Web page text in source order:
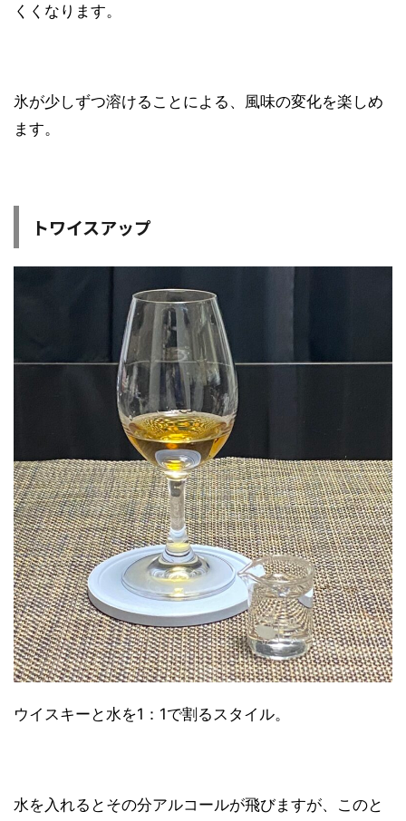
くくなります。
氷が少しずつ溶けることによる、風味の変化を楽しめ
ます。
トワイスアップ
ウイスキーと水を1：1で割るスタイル。
水を入れるとその分アルコールが飛びますが、このと